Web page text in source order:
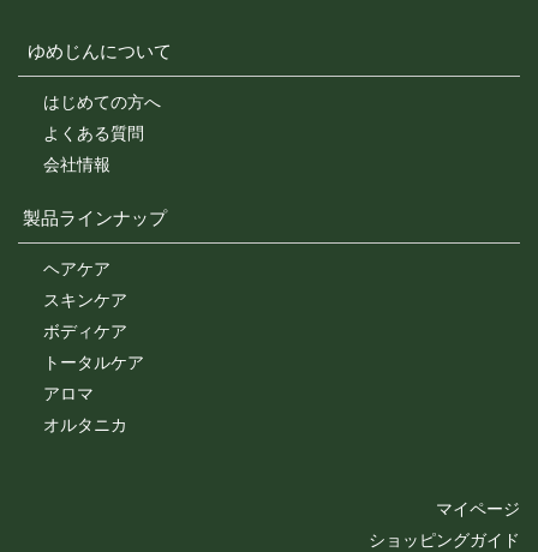
ゆめじんについて
はじめての方へ
よくある質問
会社情報
製品ラインナップ
ヘアケア
スキンケア
ボディケア
トータルケア
アロマ
オルタニカ
マイページ
ショッピングガイド